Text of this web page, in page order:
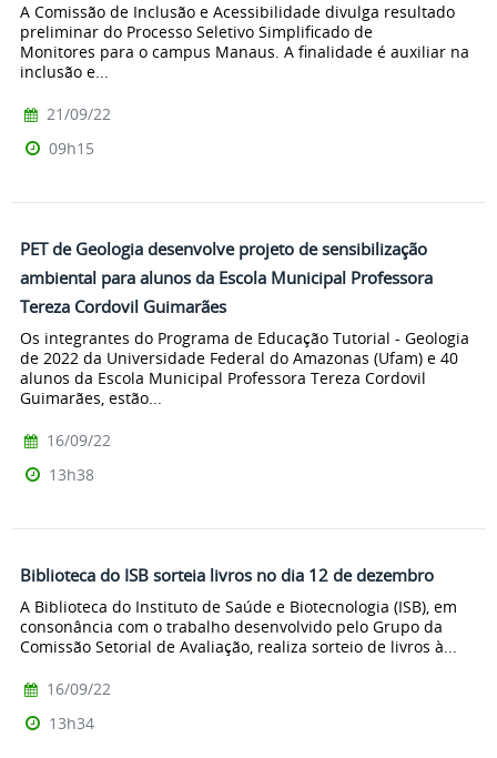
A Comissão de Inclusão e Acessibilidade divulga resultado
preliminar do Processo Seletivo Simplificado de
Monitores para o campus Manaus. A finalidade é auxiliar na
inclusão e...
21/09/22
09h15
PET de Geologia desenvolve projeto de sensibilização
ambiental para alunos da Escola Municipal Professora
Tereza Cordovil Guimarães
Os integrantes do Programa de Educação Tutorial - Geologia
de 2022 da Universidade Federal do Amazonas (Ufam) e 40
alunos da Escola Municipal Professora Tereza Cordovil
Guimarães, estão...
16/09/22
13h38
Biblioteca do ISB sorteia livros no dia 12 de dezembro
A Biblioteca do Instituto de Saúde e Biotecnologia (ISB), em
consonância com o trabalho desenvolvido pelo Grupo da
Comissão Setorial de Avaliação, realiza sorteio de livros à...
16/09/22
13h34